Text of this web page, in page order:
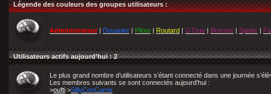
Légende des couleurs des groupes utilisateurs :
Administrateur | Douanier | Pilote | Routard | GTiste | Breriste | Spider |
Utilisateurs actifs aujourd’hui : 2
Le plus grand nombre d’utilisateurs s’étant connecté dans une journée
Les membres suivants se sont connectés aujourd’hui :
>oufti >SillyConCarne